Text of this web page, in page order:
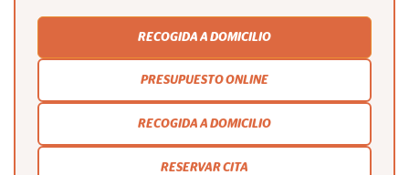
RECOGIDA A DOMICILIO
PRESUPUESTO ONLINE
RECOGIDA A DOMICILIO
RESERVAR CITA